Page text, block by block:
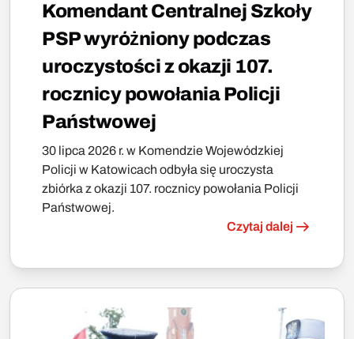
Komendant Centralnej Szkoły
PSP wyróżniony podczas
uroczystości z okazji 107.
rocznicy powołania Policji
Państwowej
30 lipca 2026 r. w Komendzie Wojewódzkiej
Policji w Katowicach odbyła się uroczysta
zbiórka z okazji 107. rocznicy powołania Policji
Państwowej.
Czytaj dalej